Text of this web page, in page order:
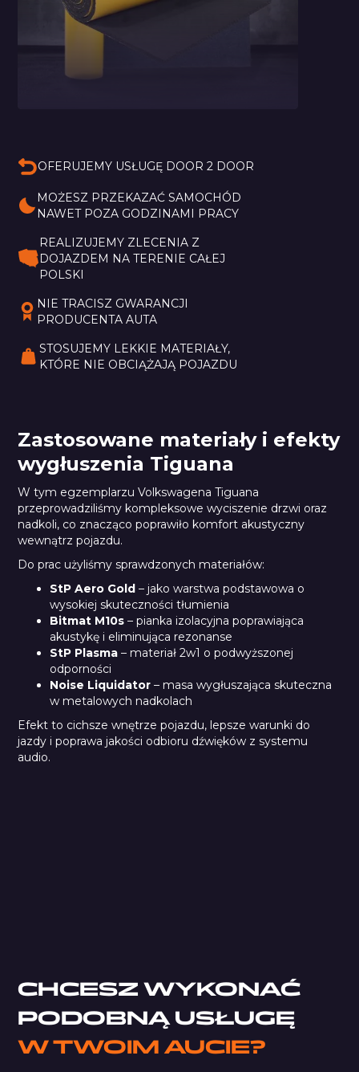
OFERUJEMY USŁUGĘ DOOR 2 DOOR
MOŻESZ PRZEKAZAĆ SAMOCHÓD
NAWET POZA GODZINAMI PRACY
REALIZUJEMY ZLECENIA Z
DOJAZDEM NA TERENIE CAŁEJ
POLSKI
NIE TRACISZ GWARANCJI
PRODUCENTA AUTA
STOSUJEMY LEKKIE MATERIAŁY,
KTÓRE NIE OBCIĄŻAJĄ POJAZDU
Zastosowane materiały i efekty
wygłuszenia Tiguana
W tym egzemplarzu Volkswagena Tiguana
przeprowadziliśmy kompleksowe wyciszenie drzwi oraz
nadkoli, co znacząco poprawiło komfort akustyczny
wewnątrz pojazdu.
Do prac użyliśmy sprawdzonych materiałów:
StP Aero Gold – jako warstwa podstawowa o
wysokiej skuteczności tłumienia
Bitmat M10s – pianka izolacyjna poprawiająca
akustykę i eliminująca rezonanse
StP Plasma – materiał 2w1 o podwyższonej
odporności
Noise Liquidator – masa wygłuszająca skuteczna
w metalowych nadkolach
Efekt to cichsze wnętrze pojazdu, lepsze warunki do
jazdy i poprawa jakości odbioru dźwięków z systemu
audio.
CHCESZ WYKONAĆ
PODOBNĄ USŁUGĘ
W TWOIM AUCIE?